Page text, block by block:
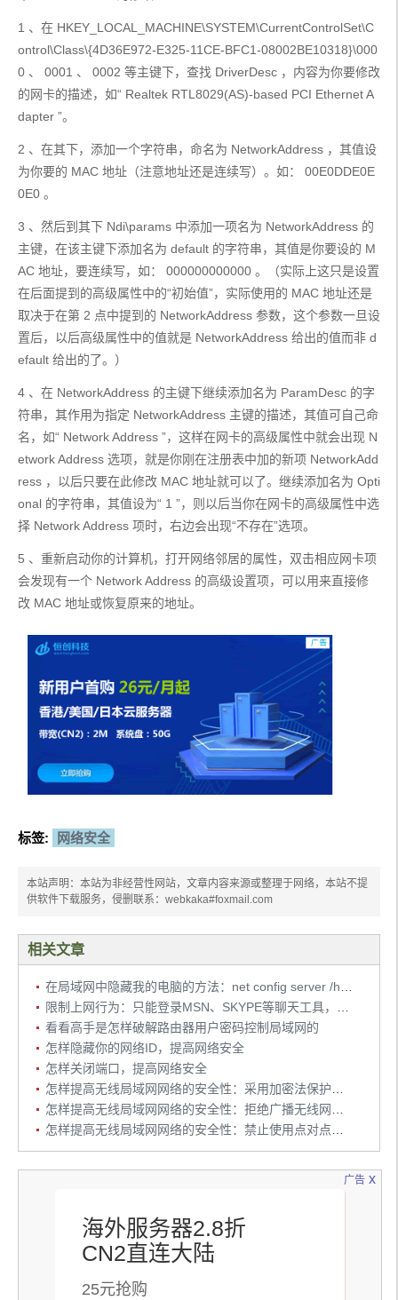
1 、在 HKEY_LOCAL_MACHINE\SYSTEM\CurrentControlSet\C
ontrol\Class\{4D36E972-E325-11CE-BFC1-08002BE10318}\000
0 、 0001 、 0002 等主键下，查找 DriverDesc ，内容为你要修改
的网卡的描述，如“ Realtek RTL8029(AS)-based PCI Ethernet A
dapter ”。
2 、在其下，添加一个字符串，命名为 NetworkAddress ，其值设
为你要的 MAC 地址（注意地址还是连续写）。如： 00E0DDE0E
0E0 。
3 、然后到其下 Ndi\params 中添加一项名为 NetworkAddress 的
主键，在该主键下添加名为 default 的字符串，其值是你要设的 M
AC 地址，要连续写，如： 000000000000 。（实际上这只是设置
在后面提到的高级属性中的“初始值”，实际使用的 MAC 地址还是
取决于在第 2 点中提到的 NetworkAddress 参数，这个参数一旦设
置后，以后高级属性中的值就是 NetworkAddress 给出的值而非 d
efault 给出的了。）
4 、在 NetworkAddress 的主键下继续添加名为 ParamDesc 的字
符串，其作用为指定 NetworkAddress 主键的描述，其值可自己命
名，如“ Network Address ”，这样在网卡的高级属性中就会出现 N
etwork Address 选项，就是你刚在注册表中加的新项 NetworkAdd
ress ，以后只要在此修改 MAC 地址就可以了。继续添加名为 Opti
onal 的字符串，其值设为“ 1 ”，则以后当你在网卡的高级属性中选
择 Network Address 项时，右边会出现“不存在”选项。
5 、重新启动你的计算机，打开网络邻居的属性，双击相应网卡项
会发现有一个 Network Address 的高级设置项，可以用来直接修
改 MAC 地址或恢复原来的地址。
标签: 网络安全
本站声明：本站为非经营性网站，文章内容来源或整理于网络，本站不提
供软件下载服务，侵删联系：webkaka#foxmail.com
相关文章
看看高手是怎样破解路由器用户密码控制局域网的
怎样隐藏你的网络ID，提高网络安全
怎样关闭端口，提高网络安全
广告
海外服务器2.8折
CN2直连大陆
25元抢购
x